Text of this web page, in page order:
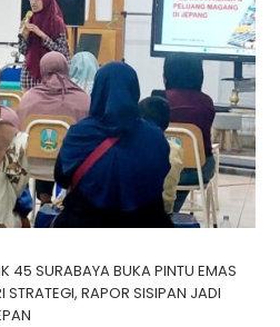
45 SURABAYA BUKA PINTU EMAS
STRATEGI, RAPOR SISIPAN JADI